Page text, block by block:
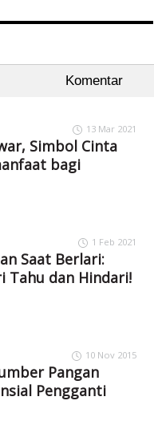
Komentar
13 Mar 2021
Simbol Cinta
bagi
1 Feb 2021
Saat Berlari:
Tahu dan Hindari!
10 Nov 2015
Pangan
Pengganti